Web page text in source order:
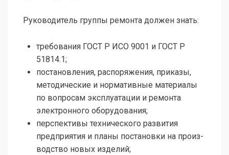
Руководитель группы ремонта должен знать:
требования ГОСТ Р ИСО 9001 и ГОСТ Р
51814.1;
постановления, распоряжения, приказы,
методические и нормативные материалы
по вопросам эксплуатации и ремонта
электронного оборудования;
перспективы технического развития
предприятия и планы постановки на произ­
водство новых изделий;